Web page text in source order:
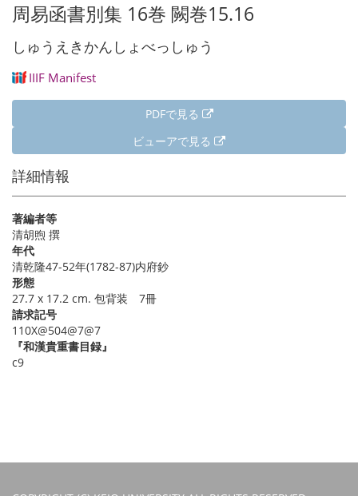
ペ
ジ
ジ
周易函書別集 16巻 闕巻15.16
しゅうえきかんしょべっしゅう
IIIF Manifest
PDFで見る
ビューアで見る
詳細情報
著編者等
清胡煦 撰
年代
清乾隆47-52年(1782-87)内府鈔
形態
27.7 x 17.2 cm. 包背装 7冊
請求記号
110X@504@7@7
『和漢貴重書目録』
c9